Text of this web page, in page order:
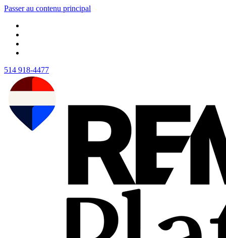
Passer au contenu principal
514 918-4477